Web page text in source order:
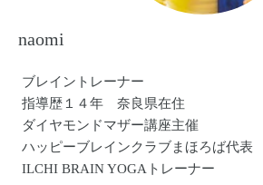
naomi
ブレイントレーナー
指導歴１４年 奈良県在住
ダイヤモンドマザー講座主催
ハッピーブレインクラブまほろば代表
ILCHI BRAIN YOGAトレーナー